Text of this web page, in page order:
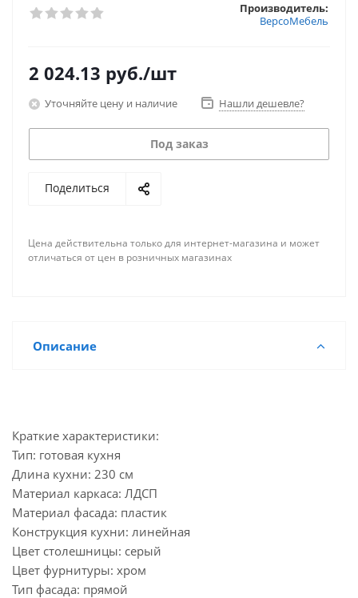
Производитель:
ВерсоМебель
2 024.13 руб./шт
Уточняйте цену и наличие Нашли дешевле?
Под заказ
Поделиться
Цена действительна только для интернет-магазина и может
отличаться от цен в розничных магазинах
Описание
Краткие характеристики:
Тип: готовая кухня
Длина кухни: 230 см
Материал каркаса: ЛДСП
Материал фасада: пластик
Конструкция кухни: линейная
Цвет столешницы: серый
Цвет фурнитуры: хром
Тип фасада: прямой